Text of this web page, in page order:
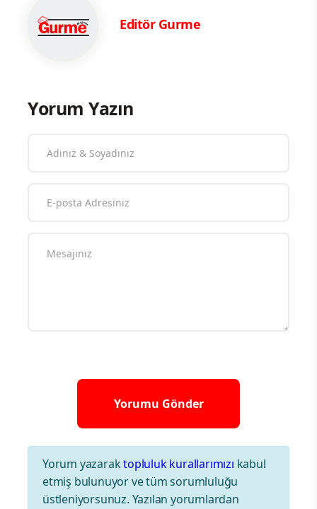
Editör Gurme
Yorum Yazın
Yorum yazaraktopluluk kurallarımızı kabul
etmiş bulunuyor ve tüm sorumluluğu
üstleniyorsunuz. Yazılan yorumlardan